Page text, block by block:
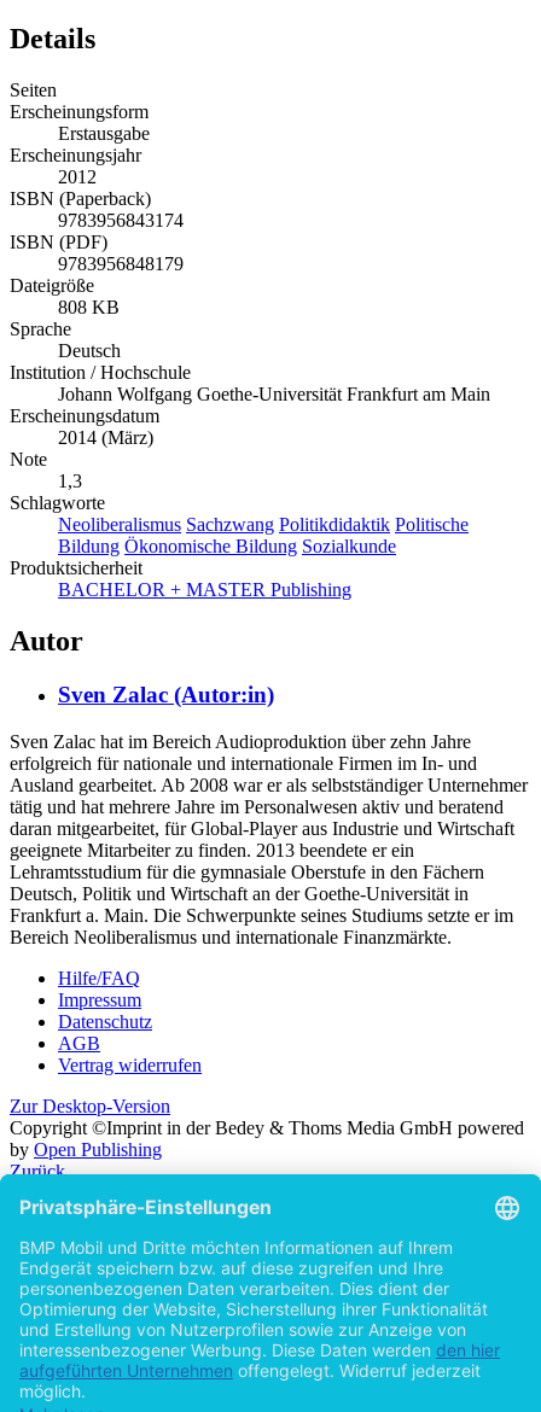
Details
Seiten
Erscheinungsform
Erstausgabe
Erscheinungsjahr
2012
ISBN (Paperback)
9783956843174
ISBN (PDF)
9783956848179
Dateigröße
808 KB
Sprache
Deutsch
Institution / Hochschule
Johann Wolfgang Goethe-Universität Frankfurt am Main
Erscheinungsdatum
2014 (März)
Note
1,3
Schlagworte
Neoliberalismus Sachzwang Politikdidaktik Politische
Bildung Ökonomische Bildung Sozialkunde
Produktsicherheit
BACHELOR + MASTER Publishing
Autor
Sven Zalac (Autor:in)
Sven Zalac hat im Bereich Audioproduktion über zehn Jahre
erfolgreich für nationale und internationale Firmen im In- und
Ausland gearbeitet. Ab 2008 war er als selbstständiger Unternehmer
tätig und hat mehrere Jahre im Personalwesen aktiv und beratend
daran mitgearbeitet, für Global-Player aus Industrie und Wirtschaft
geeignete Mitarbeiter zu finden. 2013 beendete er ein
Lehramtsstudium für die gymnasiale Oberstufe in den Fächern
Deutsch, Politik und Wirtschaft an der Goethe-Universität in
Frankfurt a. Main. Die Schwerpunkte seines Studiums setzte er im
Bereich Neoliberalismus und internationale Finanzmärkte.
Hilfe/FAQ
Impressum
Datenschutz
AGB
Vertrag widerrufen
Zur Desktop-Version
Copyright ©Imprint in der Bedey & Thoms Media GmbH powered
by Open Publishing
Zurück